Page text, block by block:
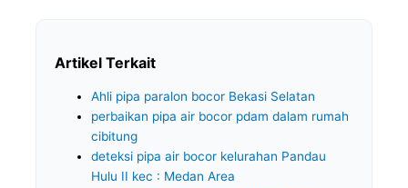
Artikel Terkait
Ahli pipa paralon bocor Bekasi Selatan
perbaikan pipa air bocor pdam dalam rumah
cibitung
deteksi pipa air bocor kelurahan Pandau
Hulu II kec : Medan Area